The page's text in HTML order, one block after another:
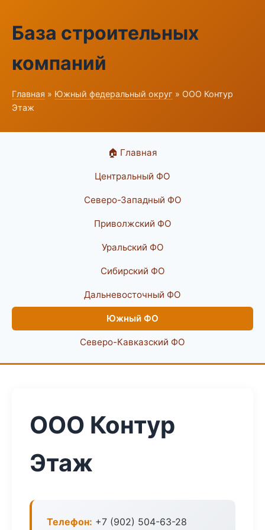
База строительных
компаний
Главная » Южный федеральный округ » ООО Контур
Этаж
🏠 Главная
Центральный ФО
Северо-Западный ФО
Приволжский ФО
Уральский ФО
Сибирский ФО
Дальневосточный ФО
Южный ФО
Северо-Кавказский ФО
ООО Контур
Этаж
Телефон: +7 (902) 504-63-28